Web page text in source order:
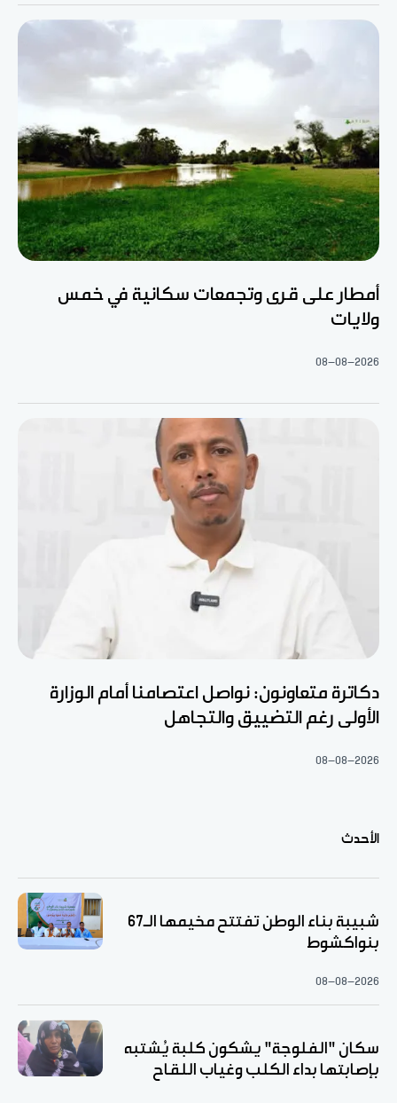
أمطار على قرى وتجمعات سكانية في خمس
ولايات
08-08-2026
دكاترة متعاونون: نواصل اعتصامنا أمام الوزارة
الأولى رغم التضييق والتجاهل
08-08-2026
الأحدث
شبيبة بناء الوطن تفتتح مخيمها الـ67
بنواكشوط
08-08-2026
سكان "الفلوجة" يشكون كلبة يُشتبه
بإصابتها بداء الكلب وغياب اللقاح